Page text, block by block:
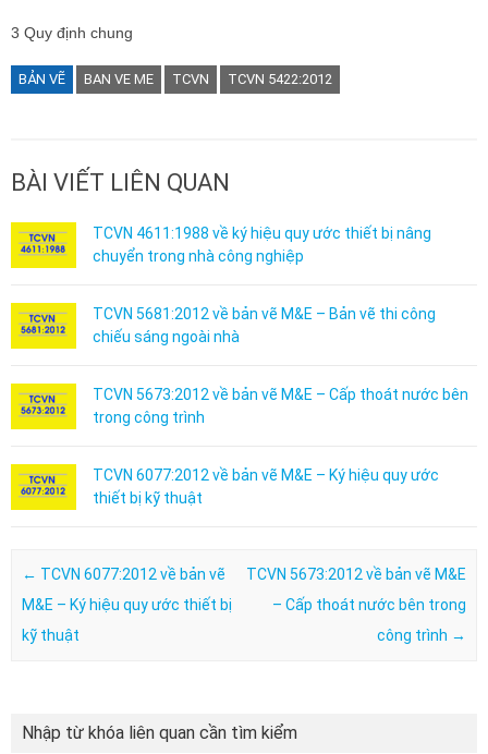
3 Quy định chung
BẢN VẼ BAN VE ME TCVN TCVN 5422:2012
BÀI VIẾT LIÊN QUAN
TCVN 4611:1988 về ký hiệu quy ước thiết bị nâng
chuyển trong nhà công nghiệp
TCVN 5681:2012 về bản vẽ M&E – Bản vẽ thi công
chiếu sáng ngoài nhà
TCVN 5673:2012 về bản vẽ M&E – Cấp thoát nước bên
trong công trình
TCVN 6077:2012 về bản vẽ M&E – Ký hiệu quy ước
thiết bị kỹ thuật
Post navigation
← TCVN 6077:2012 về bản vẽ
M&E – Ký hiệu quy ước thiết bị
kỹ thuật
TCVN 5673:2012 về bản vẽ M&E
– Cấp thoát nước bên trong
công trình →
Nhập từ khóa liên quan cần tìm kiểm